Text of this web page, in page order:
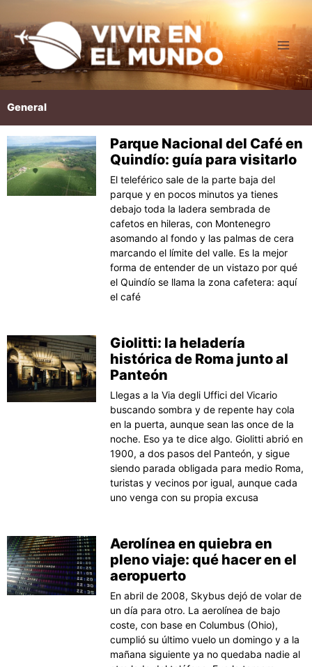
al
contenido
General
Parque Nacional del Café en
Quindío: guía para visitarlo
El teleférico sale de la parte baja del
parque y en pocos minutos ya tienes
debajo toda la ladera sembrada de
cafetos en hileras, con Montenegro
asomando al fondo y las palmas de cera
marcando el límite del valle. Es la mejor
forma de entender de un vistazo por qué
el Quindío se llama la zona cafetera: aquí
el café
Giolitti: la heladería
histórica de Roma junto al
Panteón
Llegas a la Via degli Uffici del Vicario
buscando sombra y de repente hay cola
en la puerta, aunque sean las once de la
noche. Eso ya te dice algo. Giolitti abrió en
1900, a dos pasos del Panteón, y sigue
siendo parada obligada para medio Roma,
turistas y vecinos por igual, aunque cada
uno venga con su propia excusa
Aerolínea en quiebra en
pleno viaje: qué hacer en el
aeropuerto
En abril de 2008, Skybus dejó de volar de
un día para otro. La aerolínea de bajo
coste, con base en Columbus (Ohio),
cumplió su último vuelo un domingo y a la
mañana siguiente ya no quedaba nadie al
PáginaPáginaPáginaPáginaPágina